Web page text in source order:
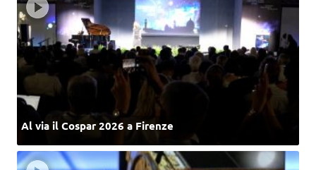
Al via il Cospar 2026 a Firenze